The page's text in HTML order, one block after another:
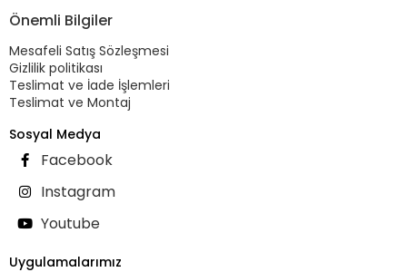
Önemli Bilgiler
Mesafeli Satış Sözleşmesi
Gizlilik politikası
Teslimat ve İade İşlemleri
Teslimat ve Montaj
Sosyal Medya
Facebook
Instagram
Youtube
Uygulamalarımız